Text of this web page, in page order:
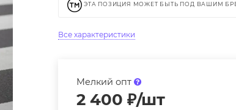
ЭТА ПОЗИЦИЯ МОЖЕТ БЫТЬ ПОД ВАШИМ
Все характеристики
Мелкий опт
2 400 ₽/шт